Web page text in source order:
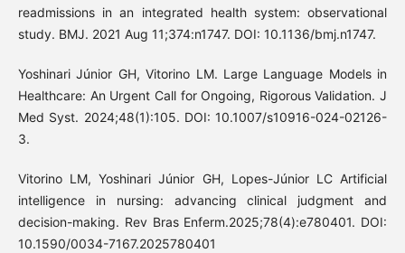
readmissions in an integrated health system: observational
study. BMJ. 2021 Aug 11;374:n1747. DOI: 10.1136/bmj.n1747.
Yoshinari Júnior GH, Vitorino LM. Large Language Models in
Healthcare: An Urgent Call for Ongoing, Rigorous Validation. J
Med Syst. 2024;48(1):105. DOI: 10.1007/s10916-024-02126-
3.
Vitorino LM, Yoshinari Júnior GH, Lopes-Júnior LC Artificial
intelligence in nursing: advancing clinical judgment and
decision-making. Rev Bras Enferm.2025;78(4):e780401. DOI:
10.1590/0034-7167.2025780401